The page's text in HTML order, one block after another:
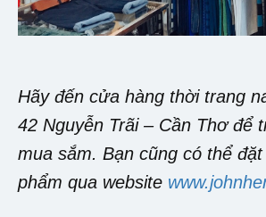
Hãy đến cửa hàng thời trang
42 Nguyễn Trãi – Cần Thơ để
mua sắm. Bạn cũng có thể
phẩm qua website